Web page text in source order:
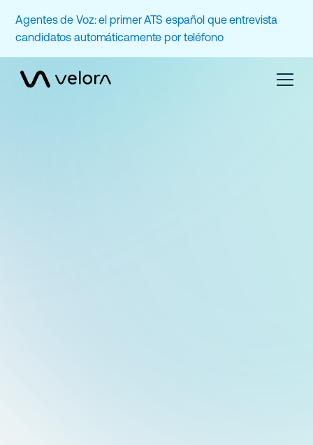
Agentes de Voz: el primer ATS español que entrevista
candidatos automáticamente por teléfono